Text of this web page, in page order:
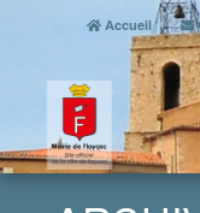
Accueil